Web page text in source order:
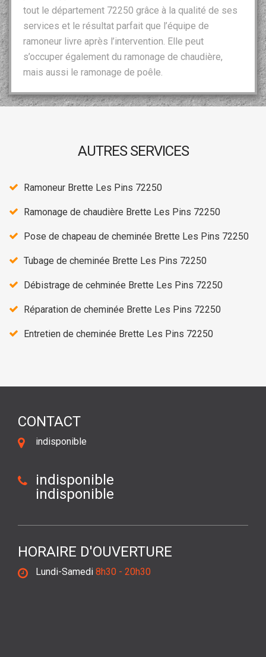
tout le département 72250 grâce à la qualité de ses
services et le résultat parfait que l’équipe de
ramoneur livre après l’intervention. Elle peut
s’occuper également du ramonage de chaudière,
mais aussi le ramonage de poêle.
AUTRES SERVICES
Ramoneur Brette Les Pins 72250
Ramonage de chaudière Brette Les Pins 72250
Pose de chapeau de cheminée Brette Les Pins 72250
Tubage de cheminée Brette Les Pins 72250
Débistrage de cehminée Brette Les Pins 72250
Réparation de cheminée Brette Les Pins 72250
Entretien de cheminée Brette Les Pins 72250
CONTACT
indisponible
indisponible
indisponible
HORAIRE D'OUVERTURE
Lundi-Samedi 8h30 - 20h30